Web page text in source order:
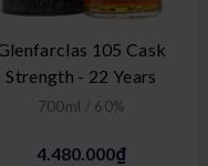
105 Cask
Strength - 22 Years
700ml / 60%
4.480.000₫